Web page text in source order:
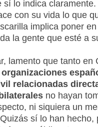
sí lo indica
con su vida lo que
implica poner
la gente que esté a
lamento que tanto en
organizaciones
relacionadas
no hayan
ni siquiera un
sí lo han hecho,